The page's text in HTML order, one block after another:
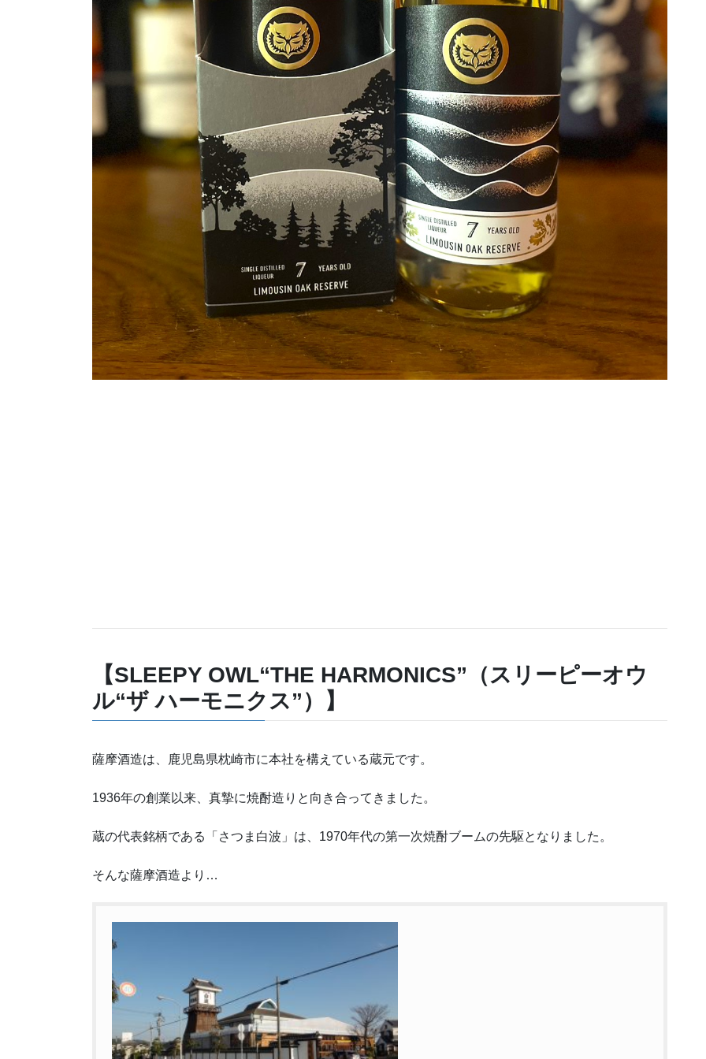
【SLEEPY OWL“THE HARMONICS”（スリーピーオウ
ル“ザ ハーモニクス”）】
薩摩酒造は、鹿児島県枕崎市に本社を構えている蔵元です。
1936年の創業以来、真摯に焼酎造りと向き合ってきました。
蔵の代表銘柄である「さつま白波」は、1970年代の第一次焼酎ブームの先駆となりました。
そんな薩摩酒造より…